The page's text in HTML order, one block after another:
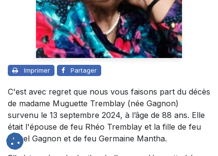
Imprimer Partager
C'est avec regret que nous vous faisons part du décès
de madame Muguette Tremblay (née Gagnon)
survenu le 13 septembre 2024, à l’âge de 88 ans. Elle
était l'épouse de feu Rhéo Tremblay et la fille de feu
Lionel Gagnon et de feu Germaine Mantha.